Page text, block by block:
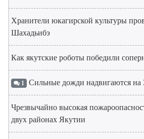
Хранители юкагирской культуры
Шахадьибэ
Как якутские роботы победили
1 Сильные дожди надвигаются
Чрезвычайно высокая
двух районах Якутии